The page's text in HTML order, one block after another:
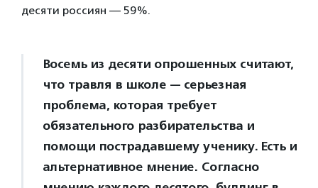
десяти россиян — 59%.
Восемь из десяти опрошенных считают,
что травля в школе — серьезная
проблема, которая требует
обязательного разбирательства и
помощи пострадавшему ученику. Есть и
альтернативное мнение. Согласно